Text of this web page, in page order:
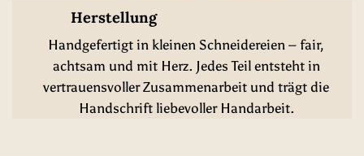
Herstellung
Handgefertigt in kleinen Schneidereien – fair,
achtsam und mit Herz. Jedes Teil entsteht in
vertrauensvoller Zusammenarbeit und trägt die
Handschrift liebevoller Handarbeit.